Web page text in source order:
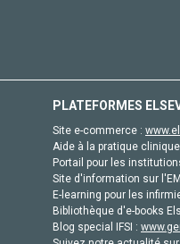
PLATEFORMES
Site e-commerce :
Aide à la pratique
Portail pour les
Site d'information sur
E-learning pour les
Bibliothèque d'e-books
Blog special IFSI :